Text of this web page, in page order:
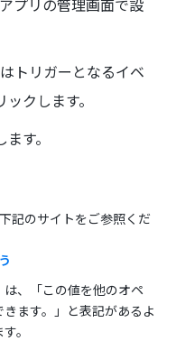
トリガーとなるイベ
クします。
す。
記のサイトをご参照くだ
は、「この値を他のオペ
ます。」と表記があるよ
。